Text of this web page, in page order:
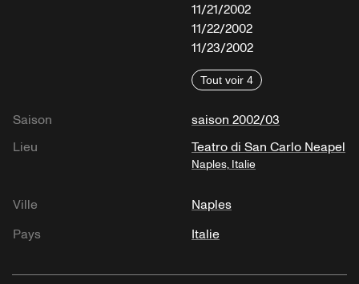
11/21/2002
11/22/2002
11/23/2002
Tout voir 4
Saison
saison 2002/03
Lieu
Teatro di San Carlo Neapel
Naples, Italie
Ville
Naples
Pays
Italie